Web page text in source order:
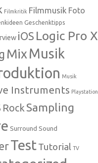
Filmkritik Filmmusik Foto
Geschenktipps
iOS Logic Pro X
Mix Musik
Musik
Instruments Playstation
Rock Sampling
Surround Sound
Test Tutorial TV